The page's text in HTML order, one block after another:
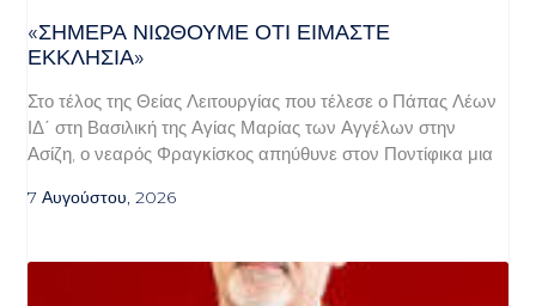
«ΣΉΜΕΡΑ ΝΙΏΘΟΥΜΕ ΌΤΙ ΕΊΜΑΣΤΕ
ΕΚΚΛΗΣΊΑ»
Στο τέλος της Θείας Λειτουργίας που τέλεσε ο Πάπας Λέων
ΙΔ΄ στη Βασιλική της Αγίας Μαρίας των Αγγέλων στην
Ασίζη, ο νεαρός Φραγκίσκος απηύθυνε στον Ποντίφικα μια
7 Αυγούστου, 2026